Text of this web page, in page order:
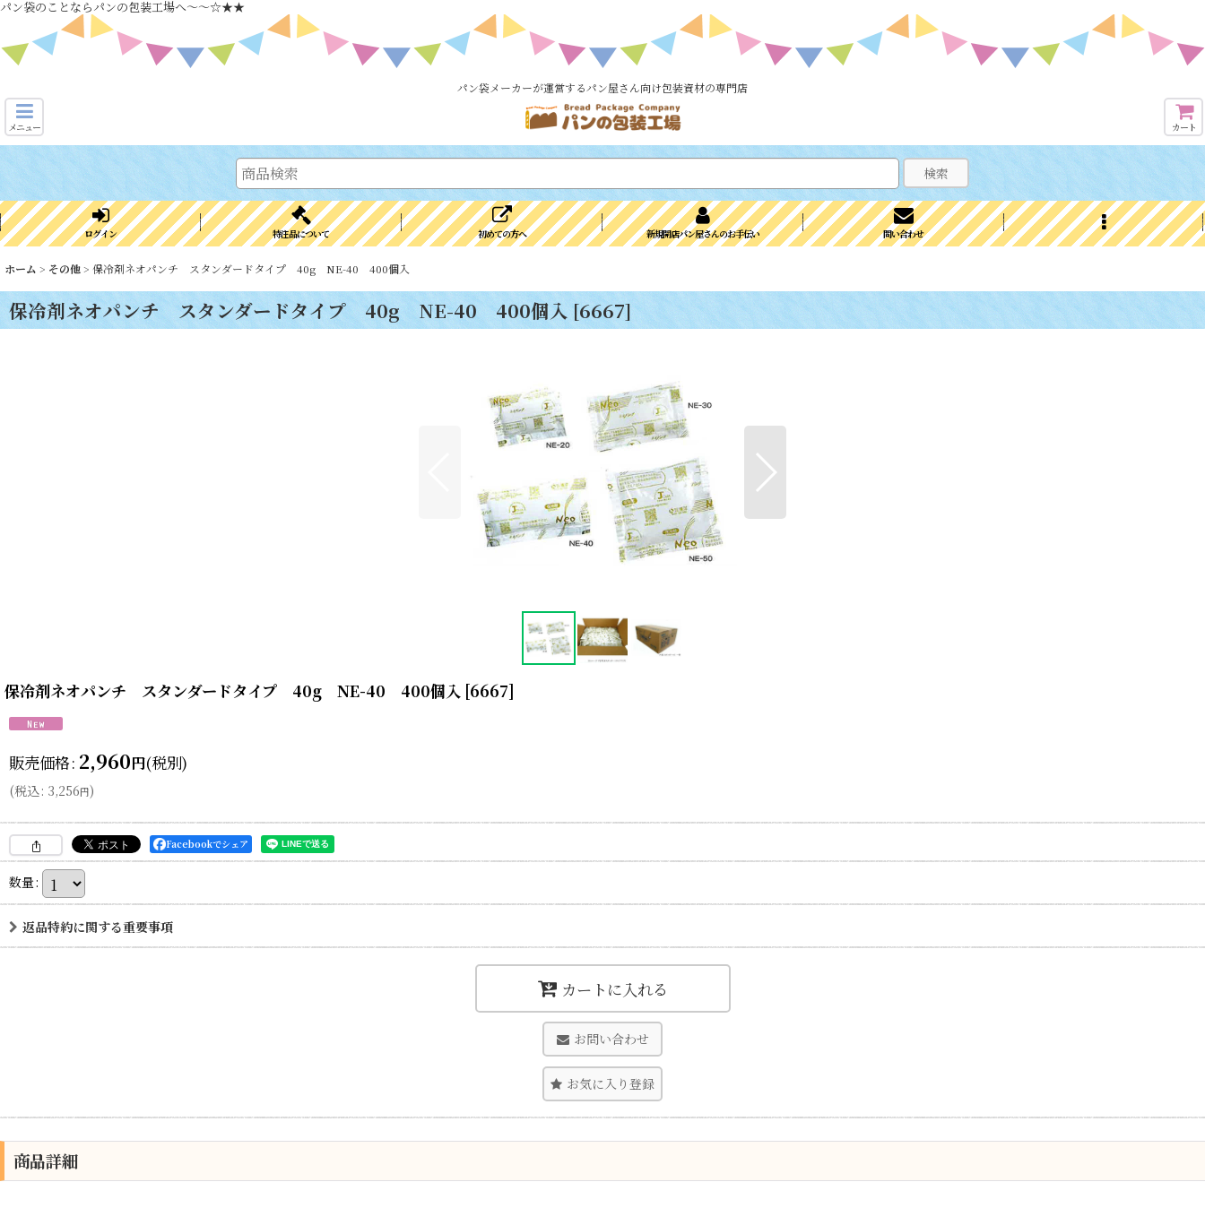
パン袋のことならパンの包装工場へ～～☆★★
パン袋メーカーが運営するパン屋さん向け包装資材の専門店
メニュー カート
検索
ログイン 特注品について 初めての方へ 新規開店パン屋さんのお手伝い 問い合わせ
ホーム > その他> 保冷剤ネオパンチ スタンダードタイプ 40g NE-40 400個入
保冷剤ネオパンチ スタンダードタイプ 40g NE-40 400個入 [6667]
保冷剤ネオパンチ スタンダードタイプ 40g NE-40 400個入 [6667]
販売価格: 2,960円(税別)
(税込: 3,256円)
Facebookでシェア
数量:
返品特約に関する重要事項
カートに入れる
お問い合わせ
お気に入り登録
商品詳細